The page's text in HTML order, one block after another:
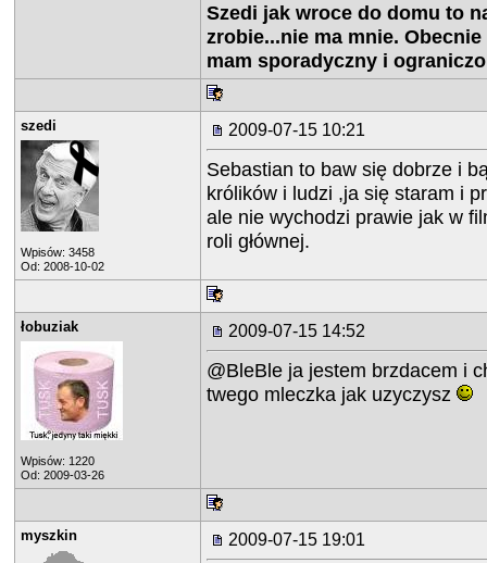
Szedi jak wroce do domu to
zrobie...nie ma mnie.
mam sporadyczny i
szedi
Wpisów: 3458
Od: 2008-10-02
2009-07-15 10:21
Sebastian to baw się dobrze i
królików i ludzi ,ja się staram i
ale nie wychodzi prawie jak w
roli głównej.
łobuziak
Wpisów: 1220
Od: 2009-03-26
2009-07-15 14:52
@BleBle ja jestem brzdacem i
twego mleczka jak uzyczysz
myszkin 2009-07-15 19:01